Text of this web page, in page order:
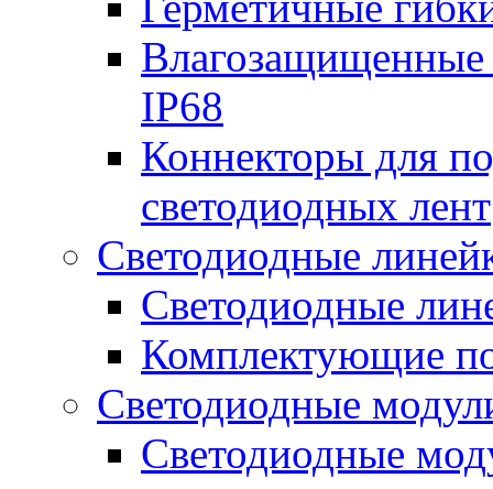
Влагозащищенные
IP68
Коннекторы для
светодиодных лент
Светодиодные
Светодиодные
Комплектующие
Светодиодные
Светодиодные